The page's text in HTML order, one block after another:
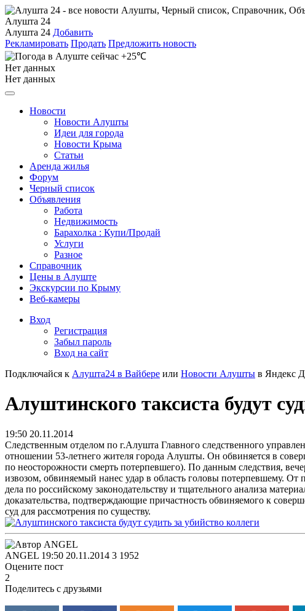
Алушта 24
Алушта 24 Добавить
Рекламировать Продать Предложить новость
+25℃
Нет данных
Нет данных
Новости
Новости Алушты
Идеи для города
Новости Крыма
Статьи
Аренда жилья
Форум
Черный список
Объявления
Работа
Недвижимость
Барахолка : Купи/Продай
Услуги
Разное
Справочник
Цены в Алуште
Экскурсии по Крыму
Веб-камеры
Вход
Регистрация
Забыл пароль
Вход на сайт
Подключайся к Алушта24 в Вайбере или Новости Алушты в Яндекс
Алуштинского таксиста будут
19:50 20.11.2014
Следственным отделом по г.Алушта Главного следственного
отношении 53-летнего жителя города Алушты. Он обвиняется в
по неосторожности смерть потерпевшего). По данным следствия,
извозом, обвиняемый нанес удар в область головы потерпевшему.
дела по российскому законодательству и тщательного анализа
доказательства, подтверждающие причастность обвиняемого к
суд для рассмотрения по существу.
ANGEL 19:50 20.11.2014 3 1952
Оцените пост
2
Поделитесь с друзьями